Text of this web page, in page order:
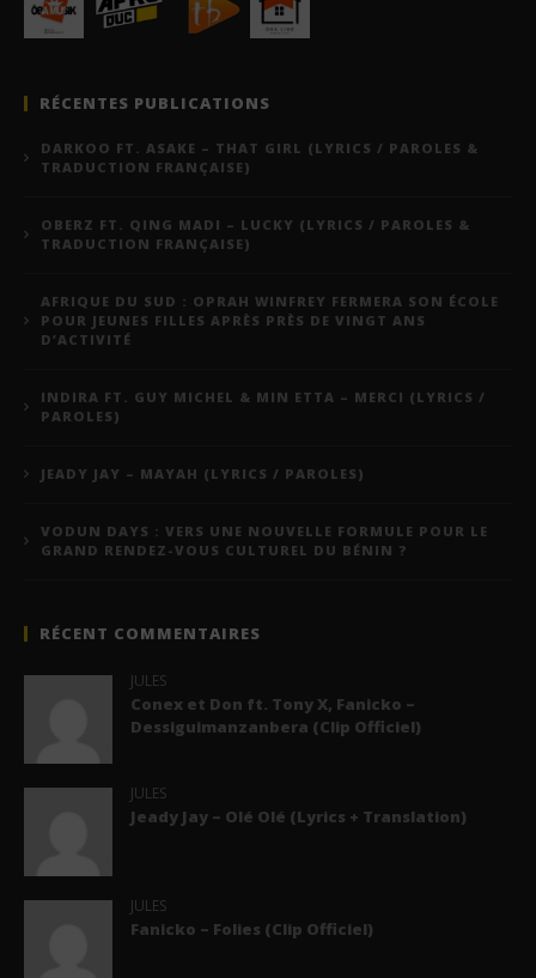
RÉCENTES PUBLICATIONS
DARKOO FT. ASAKE – THAT GIRL (LYRICS / PAROLES &
TRADUCTION FRANÇAISE)
OBERZ FT. QING MADI – LUCKY (LYRICS / PAROLES &
TRADUCTION FRANÇAISE)
AFRIQUE DU SUD : OPRAH WINFREY FERMERA SON ÉCOLE
POUR JEUNES FILLES APRÈS PRÈS DE VINGT ANS
D’ACTIVITÉ
INDIRA FT. GUY MICHEL & MIN ETTA – MERCI (LYRICS /
PAROLES)
JEADY JAY – MAYAH (LYRICS / PAROLES)
VODUN DAYS : VERS UNE NOUVELLE FORMULE POUR LE
GRAND RENDEZ-VOUS CULTUREL DU BÉNIN ?
RÉCENT COMMENTAIRES
JULES
Conex et Don ft. Tony X, Fanicko –
Dessiguimanzanbera (Clip Officiel)
JULES
Jeady Jay – Olé Olé (Lyrics + Translation)
JULES
Fanicko – Folies (Clip Officiel)